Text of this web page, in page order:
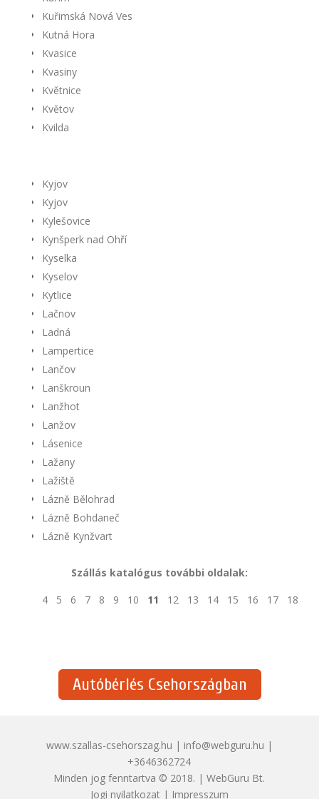
Kuřimská Nová Ves
Kutná Hora
Kvasice
Kvasiny
Květnice
Květov
Kvilda
Kyjov
Kyjov
Kylešovice
Kynšperk nad Ohří
Kyselka
Kyselov
Kytlice
Lačnov
Ladná
Lampertice
Lančov
Lanškroun
Lanžhot
Lanžov
Lásenice
Lažany
Lažiště
Lázně Bělohrad
Lázně Bohdaneč
Lázně Kynžvart
Szállás katalógus további oldalak:
4
5 6 7 8 9 10 11 12 13 14 15 16 17 18
Autóbérlés Csehországban
www.szallas-csehorszag.hu | info@webguru.hu |
+3646362724
Minden jog fenntartva © 2018. | WebGuru Bt.
Jogi nyilatkozat| Impresszum